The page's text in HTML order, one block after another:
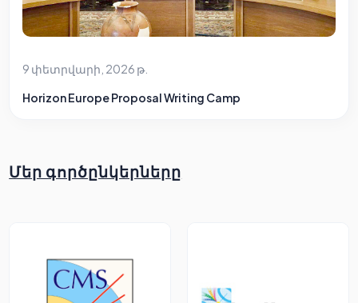
9 փետրվարի, 2026 թ.
Horizon Europe Proposal Writing Camp
Մեր գործընկերները